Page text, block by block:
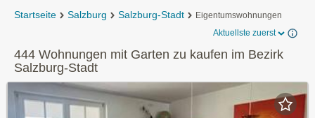
Startseite Salzburg Salzburg-Stadt
Eigentumswohnungen
Aktuellste zuerst
444 Wohnungen mit Garten zu kaufen im Bezirk
Salzburg-Stadt